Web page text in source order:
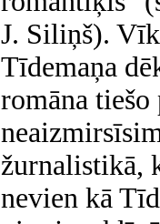
J. Siliņš).
Tīdemaņa
romāna tiešo
žurnalistikā,
nevien kā